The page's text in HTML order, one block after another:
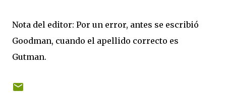
Nota del editor: Por un error, antes se escribió
Goodman, cuando el apellido correcto es
Gutman.